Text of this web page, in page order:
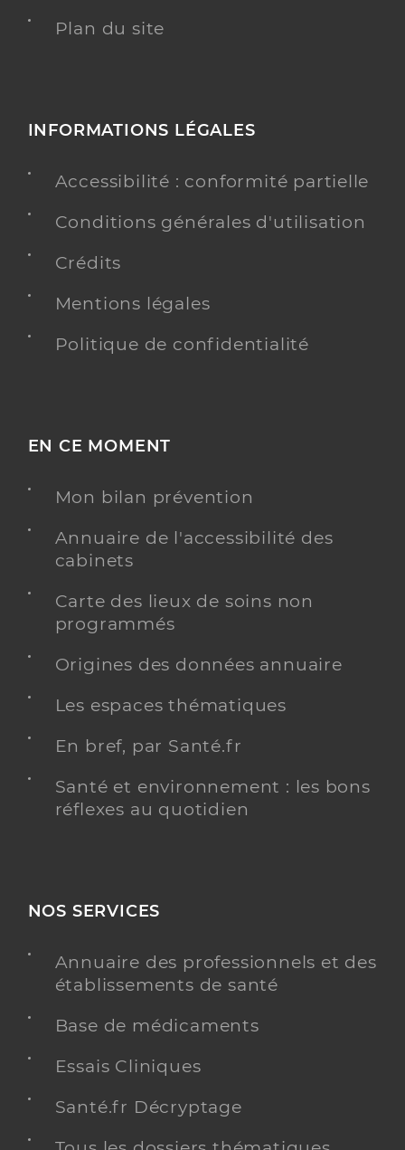
Plan du site
INFORMATIONS LÉGALES
Accessibilité : conformité partielle
Conditions générales d'utilisation
Crédits
Mentions légales
Politique de confidentialité
EN CE MOMENT
Mon bilan prévention
Annuaire de l'accessibilité des
cabinets
Carte des lieux de soins non
programmés
Origines des données annuaire
Les espaces thématiques
En bref, par Santé.fr
Santé et environnement : les bons
réflexes au quotidien
NOS SERVICES
Annuaire des professionnels et des
établissements de santé
Base de médicaments
Essais Cliniques
Santé.fr Décryptage